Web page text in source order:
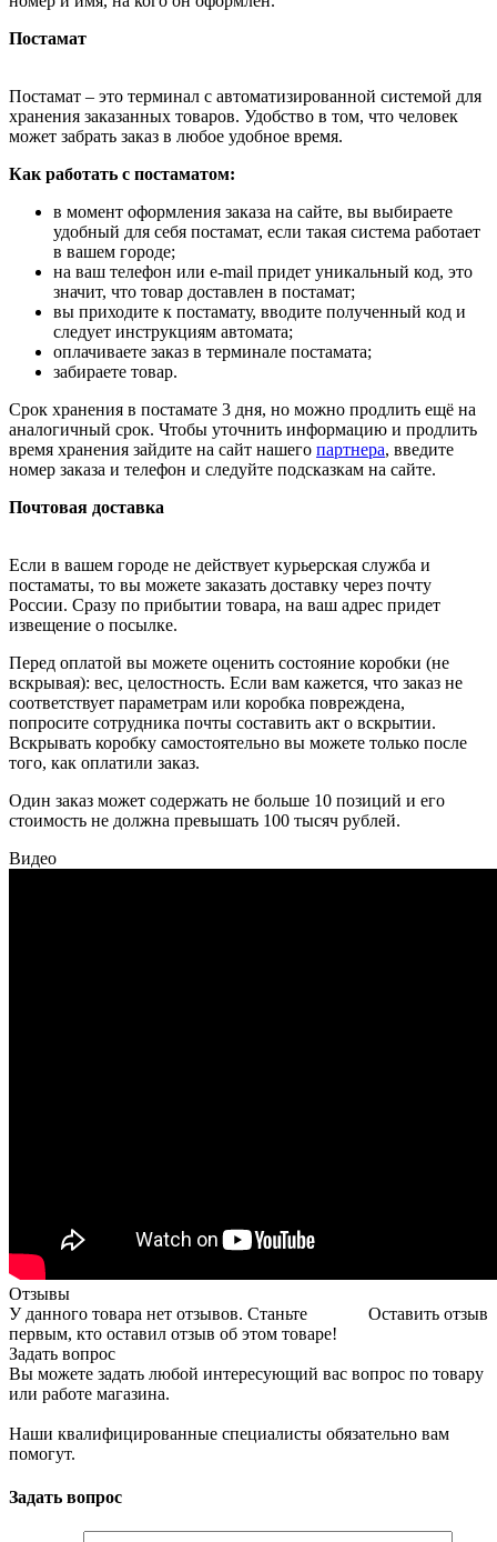
Постамат
Постамат – это терминал с автоматизированной системой для
хранения заказанных товаров. Удобство в том, что человек
может забрать заказ в любое удобное время.
Как работать с постаматом:
в момент оформления заказа на сайте, вы выбираете
удобный для себя постамат, если такая система работает
в вашем городе;
на ваш телефон или e-mail придет уникальный код, это
значит, что товар доставлен в постамат;
вы приходите к постамату, вводите полученный код и
следует инструкциям автомата;
оплачиваете заказ в терминале постамата;
забираете товар.
Срок хранения в постамате 3 дня, но можно продлить ещё на
аналогичный срок. Чтобы уточнить информацию и продлить
время хранения зайдите на сайт нашего партнера, введите
номер заказа и телефон и следуйте подсказкам на сайте.
Почтовая доставка
Если в вашем городе не действует курьерская служба и
постаматы, то вы можете заказать доставку через почту
России. Сразу по прибытии товара, на ваш адрес придет
извещение о посылке.
Перед оплатой вы можете оценить состояние коробки (не
вскрывая): вес, целостность. Если вам кажется, что заказ не
соответствует параметрам или коробка повреждена,
попросите сотрудника почты составить акт о вскрытии.
Вскрывать коробку самостоятельно вы можете только после
того, как оплатили заказ.
Один заказ может содержать не больше 10 позиций и его
стоимость не должна превышать 100 тысяч рублей.
Видео
Отзывы
Оставить отзыв
У данного товара нет отзывов. Станьте
первым, кто оставил отзыв об этом товаре!
Задать вопрос
Вы можете задать любой интересующий вас вопрос по товару
или работе магазина.
Наши квалифицированные специалисты обязательно вам
помогут.
Задать вопрос